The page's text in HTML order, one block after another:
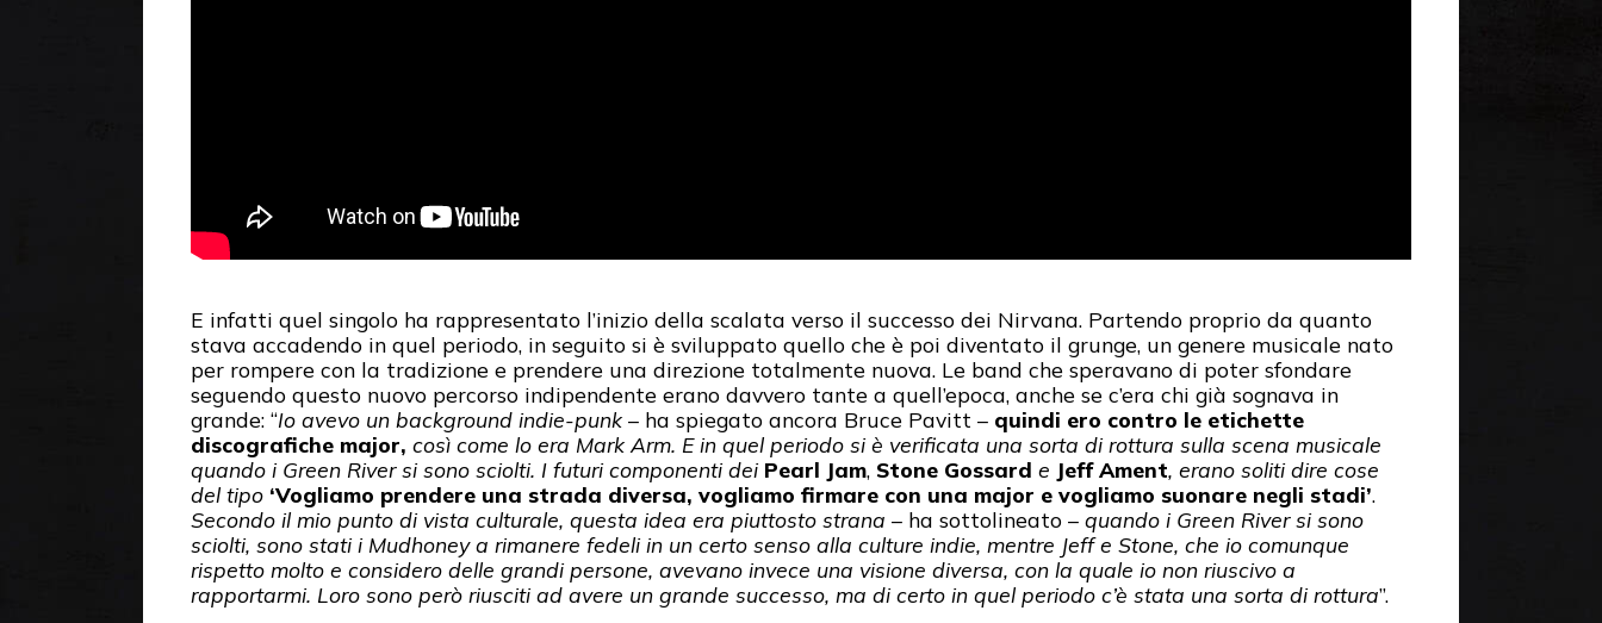
E infatti quel singolo ha rappresentato l’inizio della scalata verso il successo dei Nirvana. Partendo proprio da quanto
stava accadendo in quel periodo, in seguito si è sviluppato quello che è poi diventato il grunge, un genere musicale nato
per rompere con la tradizione e prendere una direzione totalmente nuova. Le band che speravano di poter sfondare
seguendo questo nuovo percorso indipendente erano davvero tante a quell’epoca, anche se c’era chi già sognava in
grande: “Io avevo un background indie-punk – ha spiegato ancora Bruce Pavitt – quindi ero contro le etichette
discografiche major, così come lo era Mark Arm. E in quel periodo si è verificata una sorta di rottura sulla scena musicale
quando i Green River si sono sciolti. I futuri componenti dei Pearl Jam, Stone Gossard e Jeff Ament, erano soliti dire cose
del tipo ‘Vogliamo prendere una strada diversa, vogliamo firmare con una major e vogliamo suonare negli stadi’.
Secondo il mio punto di vista culturale, questa idea era piuttosto strana – ha sottolineato – quando i Green River si sono
sciolti, sono stati i Mudhoney a rimanere fedeli in un certo senso alla culture indie, mentre Jeff e Stone, che io comunque
rispetto molto e considero delle grandi persone, avevano invece una visione diversa, con la quale io non riuscivo a
rapportarmi. Loro sono però riusciti ad avere un grande successo, ma di certo in quel periodo c’è stata una sorta di rottura”.